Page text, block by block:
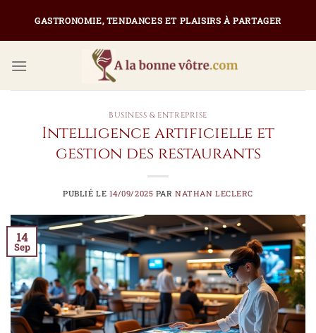
contenu
GASTRONOMIE, TENDANCES ET PLAISIRS À PARTAGER
BUSINESS & ENTREPRISE
Intelligence artificielle et
gestion des restaurants
PUBLIÉ LE 14/09/2025 PARNATHAN LECLERC
14
Sep